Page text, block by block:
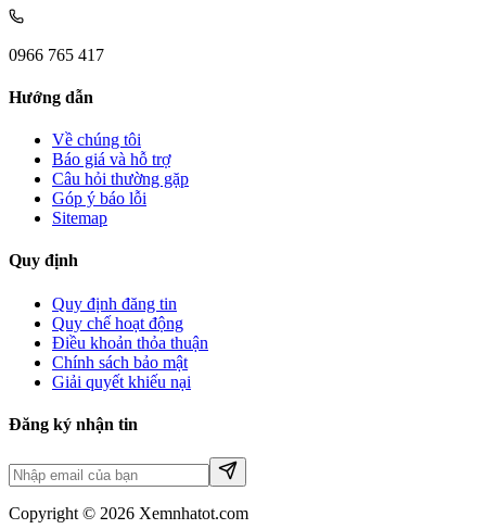
0966 765 417
Hướng dẫn
Về chúng tôi
Báo giá và hỗ trợ
Câu hỏi thường gặp
Góp ý báo lỗi
Sitemap
Quy định
Quy định đăng tin
Quy chế hoạt động
Điều khoản thỏa thuận
Chính sách bảo mật
Giải quyết khiếu nại
Đăng ký nhận tin
Copyright © 2026 Xemnhatot.com